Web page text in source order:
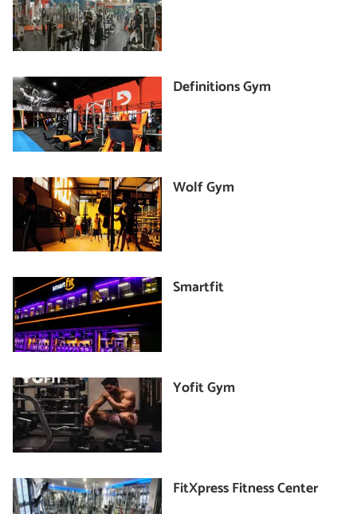
Definitions Gym
Wolf Gym
Smartfit
Yofit Gym
FitXpress Fitness Center